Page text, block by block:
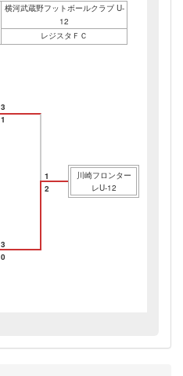
横河武蔵野フットボールクラブ U-
12
レジスタＦＣ
3
1
1
3
0
2
川崎フロンター
レU-12